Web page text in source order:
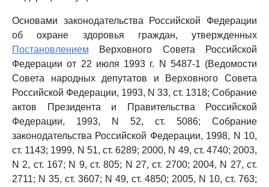
Основами законодательства Российской Федерации
об охране здоровья граждан, утвержденных
Постановлением Верховного Совета Российской
Федерации от 22 июля 1993 г. N 5487-1 (Ведомости
Совета народных депутатов и Верховного Совета
Российской Федерации, 1993, N 33, ст. 1318; Собрание
актов Президента и Правительства Российской
Федерации, 1993, N 52, ст. 5086; Собрание
законодательства Российской Федерации, 1998, N 10,
ст. 1143; 1999, N 51, ст. 6289; 2000, N 49, ст. 4740; 2003,
N 2, ст. 167; N 9, ст. 805; N 27, ст. 2700; 2004, N 27, ст.
2711; N 35, ст. 3607; N 49, ст. 4850; 2005, N 10, ст. 763;